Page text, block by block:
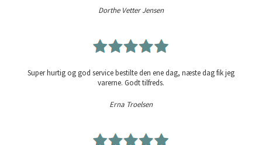
Dorthe Vetter Jensen
Super hurtig og god service bestilte den ene dag, næste dag fik jeg
varerne. Godt tilfreds.
Erna Troelsen